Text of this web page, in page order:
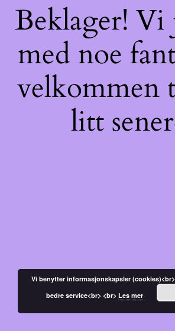
Beklager! Vi
med noe
velkommen
litt
Vi benytter informasjonskapsler
bedre service<br> <br>Les mer